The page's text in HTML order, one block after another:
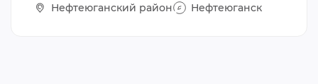
Нефтеюганский район Нефтеюганск